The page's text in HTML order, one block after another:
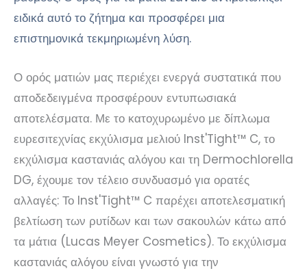
ειδικά αυτό το ζήτημα και προσφέρει μια
επιστημονικά τεκμηριωμένη λύση.
Ο ορός ματιών μας περιέχει ενεργά συστατικά που
αποδεδειγμένα προσφέρουν εντυπωσιακά
αποτελέσματα. Με το κατοχυρωμένο με δίπλωμα
ευρεσιτεχνίας εκχύλισμα μελιού Inst'Tight™ C, το
εκχύλισμα καστανιάς αλόγου και τη Dermochlorella
DG, έχουμε τον τέλειο συνδυασμό για ορατές
αλλαγές: Το Inst'Tight™ C παρέχει αποτελεσματική
βελτίωση των ρυτίδων και των σακουλών κάτω από
τα μάτια (Lucas Meyer Cosmetics). Το εκχύλισμα
καστανιάς αλόγου είναι γνωστό για την